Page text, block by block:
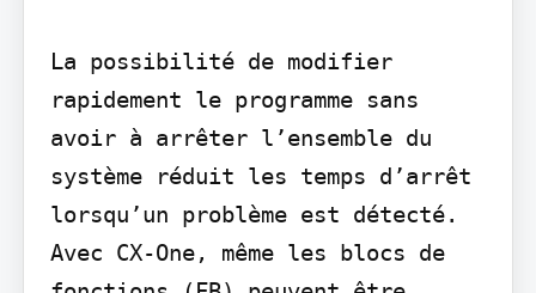
La possibilité de modifier
rapidement le programme sans
avoir à arrêter l’ensemble du
système réduit les temps d’arrêt
lorsqu’un problème est détecté.
Avec CX-One, même les blocs de